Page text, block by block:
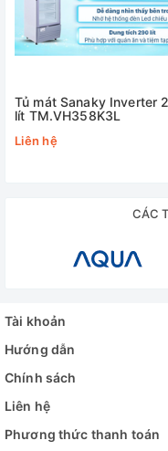
Tủ mát Sanaky Inverter
lít TM.VH358K3L
Liên hệ
CÁC
Tài khoản
Hướng dẫn
Chính sách
Liên hệ
Phương thức thanh toán